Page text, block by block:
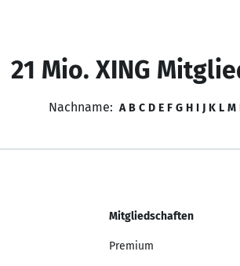
21 Mio. XING
Nachname: A B C D E F G H I J K L M
Mitgliedschaften
Premium